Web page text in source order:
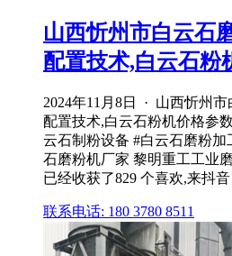
山西忻州市白云石
配置技术,白云石粉
2024年11月8日 · 山西忻州
配置技术,白云石粉机价格参
云石制粉设备 #白云石磨粉
石磨粉机厂家 黎明重工工业
已经收获了829 个喜欢,来抖音
联系电话: 180 3780 8511